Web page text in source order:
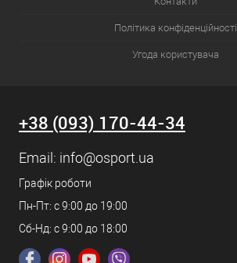
Політика конфіденційності
Угода користувача
+38 (093) 170-44-34
Email: info@osport.ua
Графік роботи
Пн-Пт: с 9:00 до 19:00
Сб-Нд: с 9:00 до 18:00